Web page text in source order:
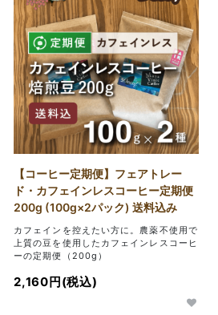
【コーヒー定期便】フェアトレー
ド・カフェインレスコーヒー定期便
200g (100g×2パック) 送料込み
カフェインを控えたい方に。農薬不使用で
上質の豆を使用したカフェインレスコーヒ
ーの定期便（200g）
2,160円(税込)